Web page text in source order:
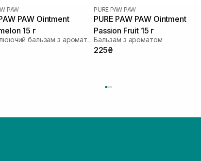
PAW
PAW Ointment
15 г
Відновлюючий бальзам з ароматом "Кавунова жуйка"
PURE PAW PAW
PURE PAW PAW Ointment
Passion Fruit 15 г
Бальзам з ароматом
225₴